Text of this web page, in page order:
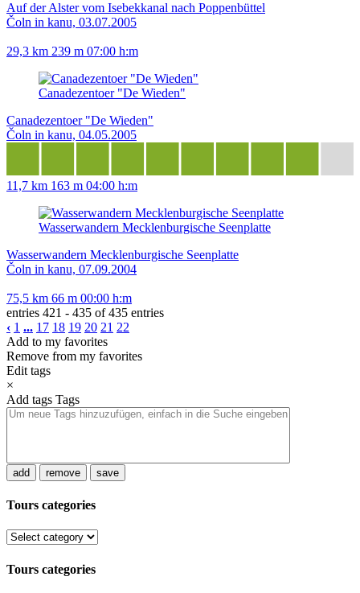
Auf der Alster vom Isebekkanal nach Poppenbüttel
Čoln in kanu, 03.07.2005
29,3 km 239 m 07:00 h:m
Canadezentoer "De Wieden"
Canadezentoer "De Wieden"
Čoln in kanu, 04.05.2005
11,7 km 163 m 04:00 h:m
Wasserwandern Mecklenburgische Seenplatte
Wasserwandern Mecklenburgische Seenplatte
Čoln in kanu, 07.09.2004
75,5 km 66 m 00:00 h:m
entries 421 - 435 of 435 entries
‹ 1 ... 17 18 19 20 21 22
Add to my favorites
Remove from my favorites
Edit tags
×
Add tags Tags
add remove save
Tours categories
Tours categories